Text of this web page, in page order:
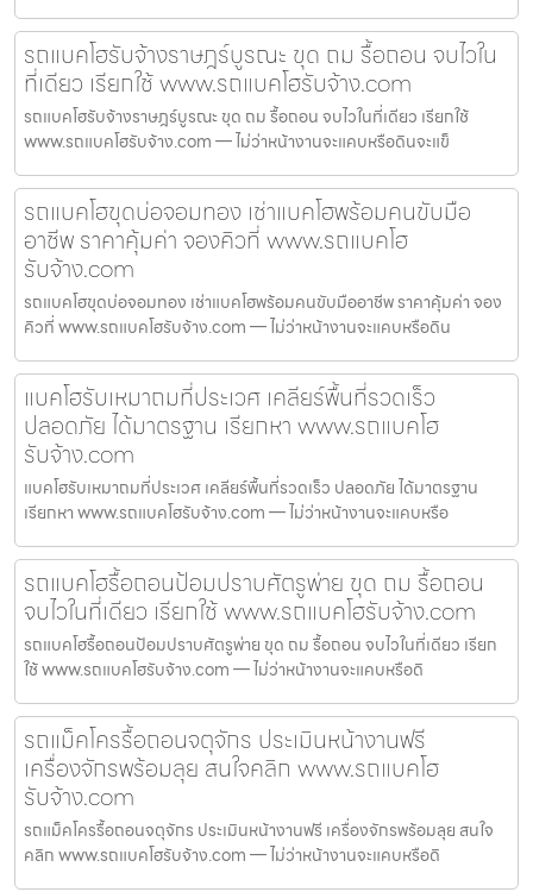
รถแบคโฮรับจ้างราษฎร์บูรณะ ขุด ถม รื้อถอน จบไวใน
ที่เดียว เรียกใช้ www.รถแบคโฮรับจ้าง.com
รถแบคโฮรับจ้างราษฎร์บูรณะ ขุด ถม รื้อถอน จบไวในที่เดียว เรียกใช้
www.รถแบคโฮรับจ้าง.com — ไม่ว่าหน้างานจะแคบหรือดินจะแข็
รถแบคโฮขุดบ่อจอมทอง เช่าแบคโฮพร้อมคนขับมือ
อาชีพ ราคาคุ้มค่า จองคิวที่ www.รถแบคโฮ
รับจ้าง.com
รถแบคโฮขุดบ่อจอมทอง เช่าแบคโฮพร้อมคนขับมืออาชีพ ราคาคุ้มค่า จอง
คิวที่ www.รถแบคโฮรับจ้าง.com — ไม่ว่าหน้างานจะแคบหรือดิน
แบคโฮรับเหมาถมที่ประเวศ เคลียร์พื้นที่รวดเร็ว
ปลอดภัย ได้มาตรฐาน เรียกหา www.รถแบคโฮ
รับจ้าง.com
แบคโฮรับเหมาถมที่ประเวศ เคลียร์พื้นที่รวดเร็ว ปลอดภัย ได้มาตรฐาน
เรียกหา www.รถแบคโฮรับจ้าง.com — ไม่ว่าหน้างานจะแคบหรือ
รถแบคโฮรื้อถอนป้อมปราบศัตรูพ่าย ขุด ถม รื้อถอน
จบไวในที่เดียว เรียกใช้ www.รถแบคโฮรับจ้าง.com
รถแบคโฮรื้อถอนป้อมปราบศัตรูพ่าย ขุด ถม รื้อถอน จบไวในที่เดียว เรียก
ใช้ www.รถแบคโฮรับจ้าง.com — ไม่ว่าหน้างานจะแคบหรือดิ
รถแม็คโครรื้อถอนจตุจักร ประเมินหน้างานฟรี
เครื่องจักรพร้อมลุย สนใจคลิก www.รถแบคโฮ
รับจ้าง.com
รถแม็คโครรื้อถอนจตุจักร ประเมินหน้างานฟรี เครื่องจักรพร้อมลุย สนใจ
คลิก www.รถแบคโฮรับจ้าง.com — ไม่ว่าหน้างานจะแคบหรือดิ